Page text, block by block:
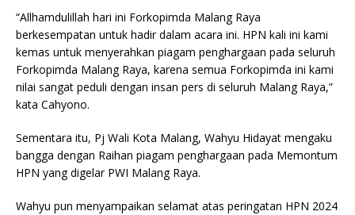
“Allhamdulillah hari ini Forkopimda Malang Raya
berkesempatan untuk hadir dalam acara ini. HPN kali ini kami
kemas untuk menyerahkan piagam penghargaan pada seluruh
Forkopimda Malang Raya, karena semua Forkopimda ini kami
nilai sangat peduli dengan insan pers di seluruh Malang Raya,”
kata Cahyono.
Sementara itu, Pj Wali Kota Malang, Wahyu Hidayat mengaku
bangga dengan Raihan piagam penghargaan pada Memontum
HPN yang digelar PWI Malang Raya.
Wahyu pun menyampaikan selamat atas peringatan HPN 2024